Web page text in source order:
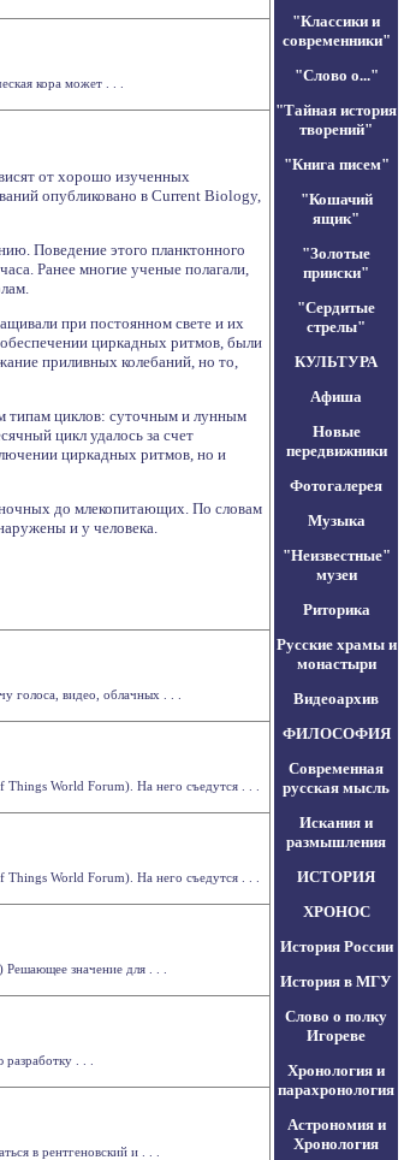
кора может . . .
от хорошо изученных
опубликовано в Current Biology,
Поведение этого планктонного
Ранее многие ученые полагали,
при постоянном свете и их
циркадных ритмов, были
приливных колебаний, но то,
типам циклов: суточным и лунным
цикл удалось за счет
циркадных ритмов, но и
до млекопитающих. По словам
и у человека.
голоса, видео, облачных . . .
World Forum). На него съедутся . . .
World Forum). На него съедутся . . .
Решающее значение для . . .
. . .
в рентгеновский и . . .
"Классики и
современники"
"Слово о..."
"Тайная история
творений"
"Книга писем"
"Кошачий
ящик"
"Золотые
прииски"
"Сердитые
стрелы"
КУЛЬТУРА
Афиша
Новые
передвижники
Фотогалерея
Музыка
"Неизвестные"
музеи
Риторика
Русские храмы и
монастыри
Видеоархив
ФИЛОСОФИЯ
Современная
русская мысль
Искания и
размышления
ИСТОРИЯ
ХРОНОС
История России
История в МГУ
Слово о полку
Игореве
Хронология и
парахронология
Астрономия и
Хронология